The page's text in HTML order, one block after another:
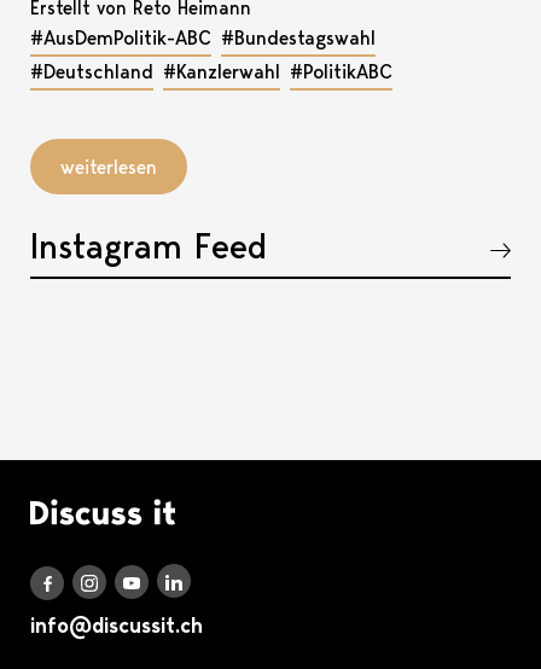
Erstellt von Reto Heimann
#AusDemPolitik-ABC #Bundestagswahl
#Deutschland #Kanzlerwahl #PolitikABC
weiterlesen
Instagram Feed
Akkordeon öffnen, bzw. schliessen
Logo Discuss it
Discuss it auf Facebook
Discuss it auf Instagram
Discuss it auf Youtube
Discuss it auf LinkedIn
info@discussit.ch